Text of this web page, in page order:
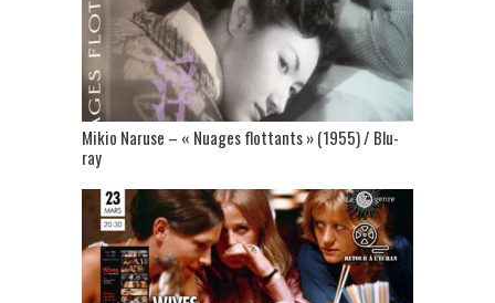
Mikio Naruse – « Nuages flottants » (1955) / Blu-
ray